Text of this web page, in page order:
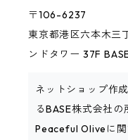
〒106-6237
東京都港区六本木三
ンドタワー 37F
ネットショップ作
るBASE株式会社の
Peaceful Oliveに